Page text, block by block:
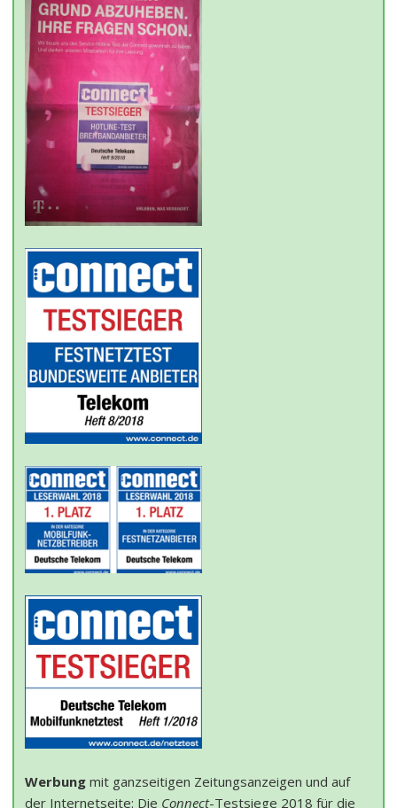
Werbung mit ganzseitigen Zeitungsanzeigen und auf
der Internetseite: Die Connect-Testsiege 2018 für die